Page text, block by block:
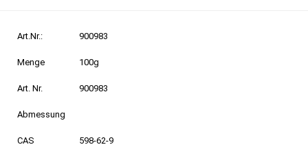
Art.Nr.: 900983
Menge 100g
Art. Nr. 900983
Abmessung
CAS 598-62-9